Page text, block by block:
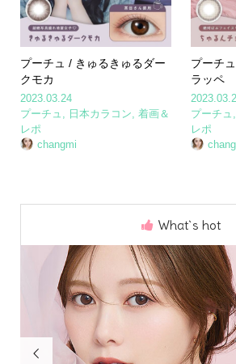
プーチュ / きゅるきゅるダー
クモカ
2023.03.24
プーチュ , 日本カラコン, 着画＆
レポ
changmi
プーチ
ラッペ
プーチュ ,
レポ
What`s hot
